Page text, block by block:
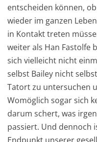
entscheiden können,
wieder im ganzen
in Kontakt treten
weiter als Han Fastolfe
sich vielleicht nicht
selbst Bailey nicht
Tatort zu untersuchen
Womöglich sogar sich
darum schert, was
passiert. Und dennoch